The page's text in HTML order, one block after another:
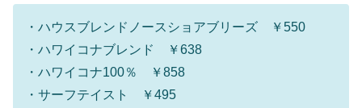
・ハウスブレンドノースショアブリーズ ￥550
・ハワイコナブレンド ￥638
・ハワイコナ100％ ￥858
・サーフテイスト ￥495